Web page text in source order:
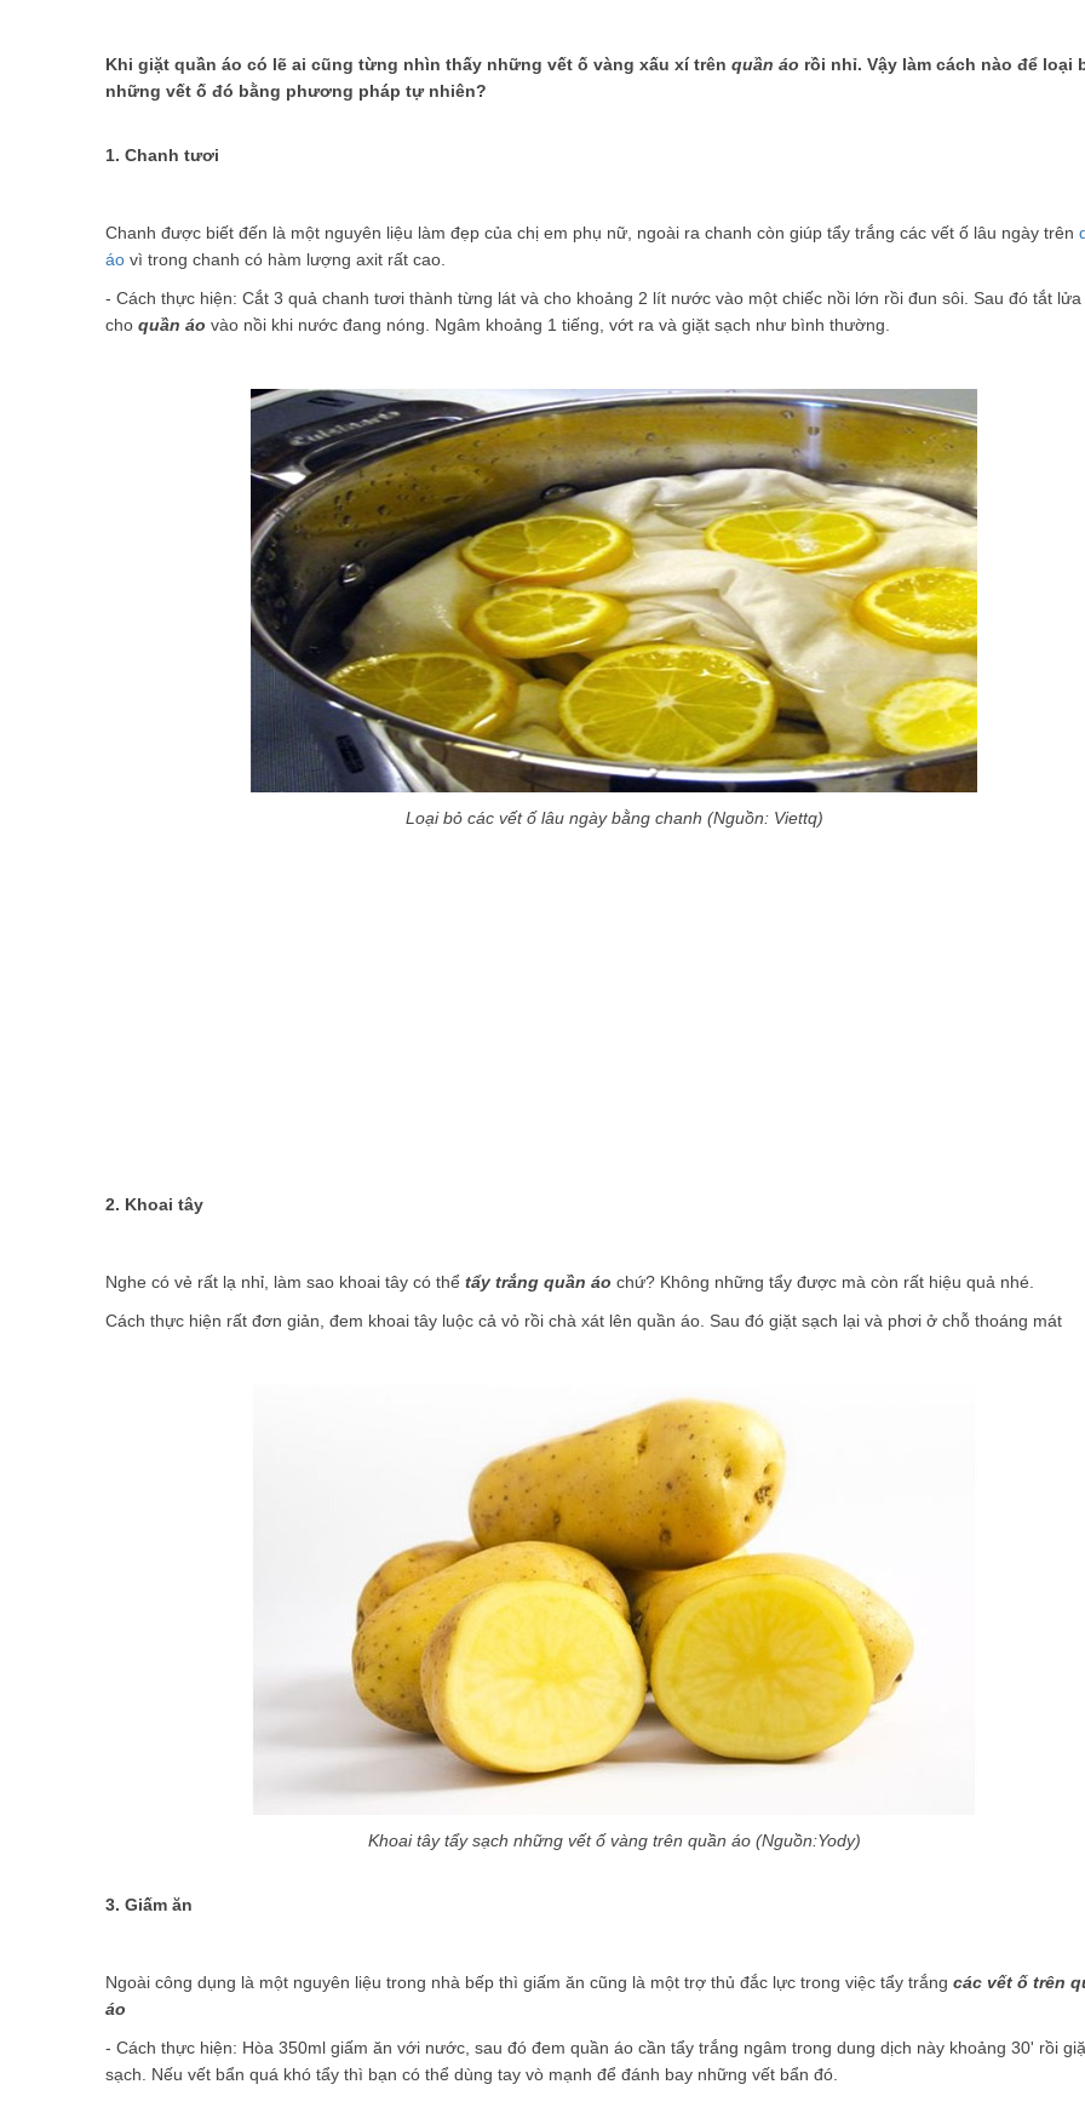
Khi giặt quần áo có lẽ ai cũng từng nhìn thấy những vết ố vàng xấu xí trên quần áo rồi nhỉ. Vậy làm cách nào để loại
những vết ố đó bằng phương pháp tự nhiên?
1. Chanh tươi
Chanh được biết đến là một nguyên liệu làm đẹp của chị em phụ nữ, ngoài ra chanh còn giúp tẩy trắng các vết ố lâu ngày trên
áo vì trong chanh có hàm lượng axit rất cao.
- Cách thực hiện: Cắt 3 quả chanh tươi thành từng lát và cho khoảng 2 lít nước vào một chiếc nồi lớn rồi đun sôi. Sau đó tắt lửa
cho quần áo vào nồi khi nước đang nóng. Ngâm khoảng 1 tiếng, vớt ra và giặt sạch như bình thường.
Loại bỏ các vết ố lâu ngày bằng chanh (Nguồn: Viettq)
2. Khoai tây
Nghe có vẻ rất lạ nhỉ, làm sao khoai tây có thể tẩy trắng quần áo chứ? Không những tẩy được mà còn rất hiệu quả nhé.
Cách thực hiện rất đơn giản, đem khoai tây luộc cả vỏ rồi chà xát lên quần áo. Sau đó giặt sạch lại và phơi ở chỗ thoáng mát
Khoai tây tẩy sạch những vết ố vàng trên quần áo (Nguồn:Yody)
3. Giấm ăn
Ngoài công dụng là một nguyên liệu trong nhà bếp thì giấm ăn cũng là một trợ thủ đắc lực trong việc tẩy trắng các vết ố trên
áo
- Cách thực hiện: Hòa 350ml giấm ăn với nước, sau đó đem quần áo cần tẩy trắng ngâm trong dung dịch này khoảng 30' rồi
sạch. Nếu vết bẩn quá khó tẩy thì bạn có thể dùng tay vò mạnh để đánh bay những vết bẩn đó.